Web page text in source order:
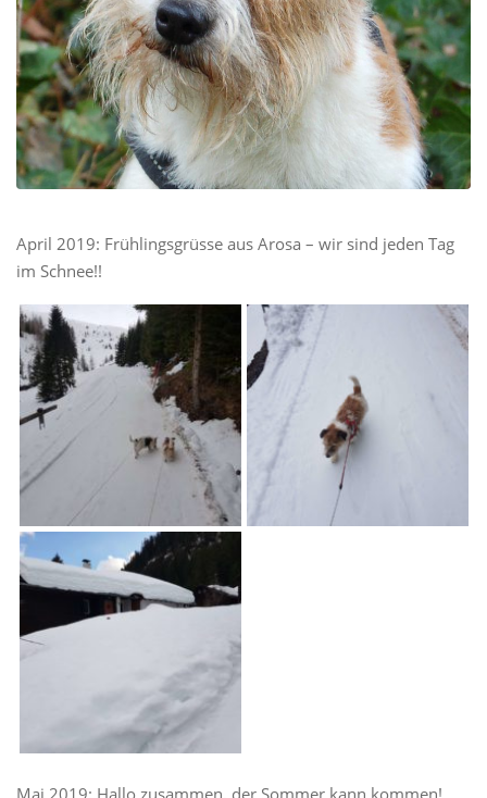
April 2019: Frühlingsgrüsse aus Arosa – wir sind jeden Tag
im Schnee!!
Mai 2019: Hallo zusammen, der Sommer kann kommen!